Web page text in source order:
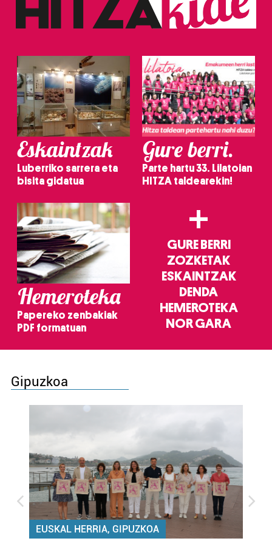
Eskaintzak
Luberriko sarrera eta
bisita gidatua
Gure berri.
Parte hartu 33. Lilatoian
HITZA taldearekin!
Hemeroteka
Papereko zenbakiak
PDF formatuan
+
GURE BERRI
ZOZKETAK
ESKAINTZAK
DENDA
HEMEROTEKA
NOR GARA
Gipuzkoa
EUSKAL HERRIA, GIPUZKOA